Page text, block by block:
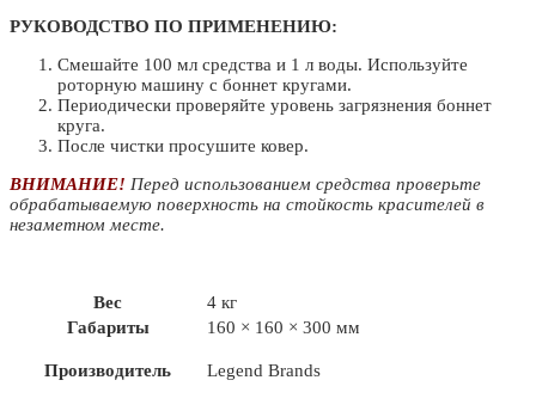
РУКОВОДСТВО ПО ПРИМЕНЕНИЮ:
Смешайте 100 мл средства и 1 л воды. Используйте
роторную машину с боннет кругами.
Периодически проверяйте уровень загрязнения боннет
круга.
После чистки просушите ковер.
ВНИМАНИЕ! Перед использованием средства проверьте
обрабатываемую поверхность на стойкость красителей в
незаметном месте.
Вес
4 кг
Габариты
160 × 160 × 300 мм
Производитель Legend Brands